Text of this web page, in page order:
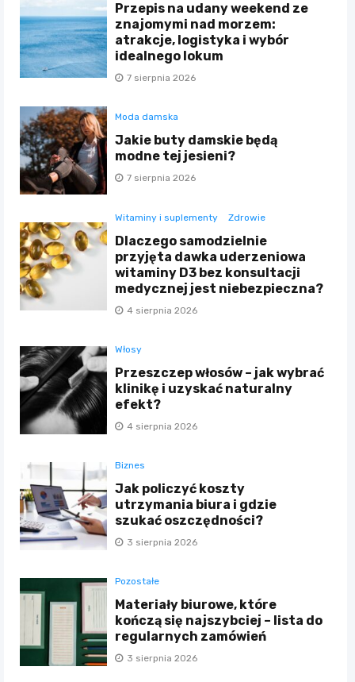
Przepis na udany weekend ze
znajomymi nad morzem:
atrakcje, logistyka i wybór
idealnego lokum
7 sierpnia 2026
Moda damska
Jakie buty damskie będą
modne tej jesieni?
7 sierpnia 2026
Witaminy i suplementy Zdrowie
Dlaczego samodzielnie
przyjęta dawka uderzeniowa
witaminy D3 bez konsultacji
medycznej jest niebezpieczna?
4 sierpnia 2026
Włosy
Przeszczep włosów – jak wybrać
klinikę i uzyskać naturalny
efekt?
4 sierpnia 2026
Biznes
Jak policzyć koszty
utrzymania biura i gdzie
szukać oszczędności?
3 sierpnia 2026
Pozostałe
Materiały biurowe, które
kończą się najszybciej – lista do
regularnych zamówień
3 sierpnia 2026